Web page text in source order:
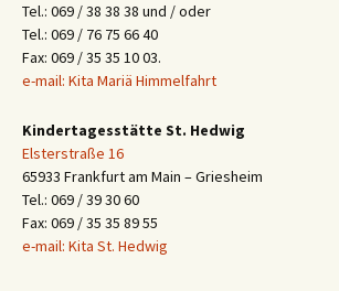
Tel.: 069 / 38 38 38 und / oder
Tel.: 069 / 76 75 66 40
Fax: 069 / 35 35 10 03.
e-mail: Kita Mariä Himmelfahrt
Kindertagesstätte St. Hedwig
Elsterstraße 16
65933 Frankfurt am Main – Griesheim
Tel.: 069 / 39 30 60
Fax: 069 / 35 35 89 55
e-mail: Kita St. Hedwig